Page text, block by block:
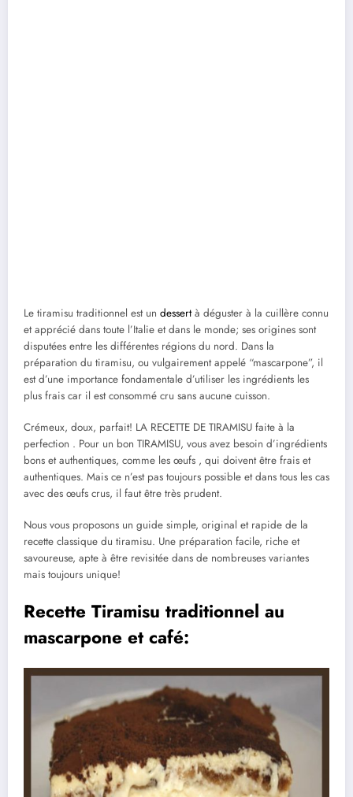
Le tiramisu traditionnel est un dessertà déguster à la cuillère connu
et apprécié dans toute l’Italie et dans le monde; ses origines sont
disputées entre les différentes régions du nord. Dans la
préparation du tiramisu, ou vulgairement appelé “mascarpone”, il
est d’une importance fondamentale d’utiliser les ingrédients les
plus frais car il est consommé cru sans aucune cuisson.
Crémeux, doux, parfait! LA RECETTE DE TIRAMISU faite à la
perfection . Pour un bon TIRAMISU, vous avez besoin d’ingrédients
bons et authentiques, comme les œufs , qui doivent être frais et
authentiques. Mais ce n’est pas toujours possible et dans tous les cas
avec des œufs crus, il faut être très prudent.
Nous vous proposons un guide simple, original et rapide de la
recette classique du tiramisu. Une préparation facile, riche et
savoureuse, apte à être revisitée dans de nombreuses variantes
mais toujours unique!
Recette Tiramisu traditionnel au
mascarpone et café: